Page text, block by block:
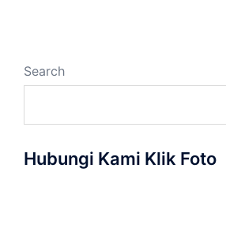
Search
Hubungi Kami Klik Foto